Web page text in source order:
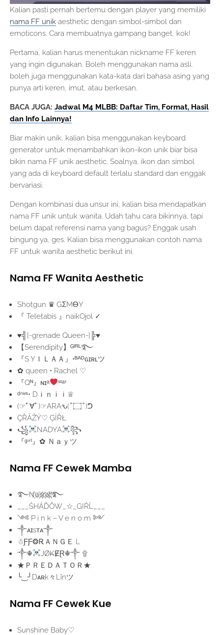
Kalian pasti pernah bertemu dengan player yang memiliki
nama FF unik aesthetic dengan simbol-simbol dan
emoticons. Cara membuatnya gampang banget, kok!
Pertama, kalian harus menentukan nickname FF keren
yang ingin digunakan. Boleh menggunakan nama asli,
boleh juga menggunakan kata-kata dari bahasa asing yang
punya arti keren, imut, atau berkesan.
BACA JUGA: Jadwal M4 MLBB: Daftar Tim, Format, Hasil
dan Info Lainnya!
Biar makin unik, kalian bisa menggunakan keyboard
generator untuk menambahkan ikon-ikon unik biar bisa
bikin nama FF unik aesthetic. Soalnya, ikon dan simbol
yang ada di keyboard default terlalu standard dan enggak
bervariasi.
Dengan kombinasi dua unsur ini, kalian bisa mendapatkan
nama FF unik untuk wanita. Udah tahu cara bikinnya, tapi
belum dapat referensi nama yang bagus? Enggak usah
bingung ya, ges. Kalian bisa menggunakan contoh nama
FF untuk wanita aesthetic berikut ini.
Nama FF Wanita Aesthetic
Shotgun ♛ GΣMӨY
『 Teletabis 』naikOjol ✓
♥╣[-grenade Queen-]╠♥
【Serendipity】ᴳᴵᴿᴸ࿐
『S YＩＬＡＡ』•ᴮᴬᴰɢɪʀʟツ
✿ queen • Rachel ♡
『Qᴺ』ɴɪᵃ
ˢᵗᵃʳ
ᵈʳʷˢ• Dｉｎｉｉ♕︎
(☞ﾟ∀ﾟ)☞ARAԅ( ͒ ۝ ͒ )ᕤ
ÇŘĀŽÝ♡ ĢÏŘŁ
꧁
NADYA
꧂
『ᵍⁱʳˡ』✿ Ｎａｙツ
Nama FF Cewek Mamba
࿐N҉u҉s҉r҉a҉t҉࿐
___ŚHÁĎÔW_☆_GIŔĹ___
༺ P i n k – V e n o m ༻
༒ᴀɪsᴛᴀ༒
☃︎ƑƑ❂ᎡＡＮＧＥ L
༒☬
JØ₭ɆⱤ︎☬༒ ۩
★ＰＲＥＤＡＴＯＲ★
╰‿╯Dᴀʀk々Lînツ
Nama FF Cewek Kue
Sunshine Baby♡